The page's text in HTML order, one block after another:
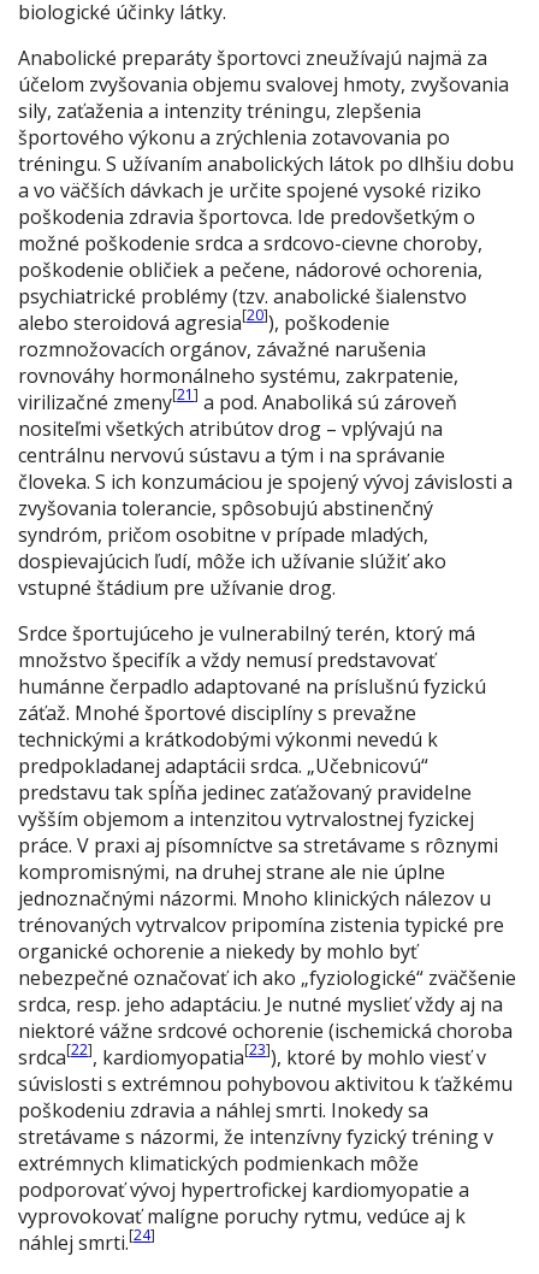
biologické účinky látky.
Anabolické preparáty športovci zneužívajú najmä za
účelom zvyšovania objemu svalovej hmoty, zvyšovania
sily, zaťaženia a intenzity tréningu, zlepšenia
športového výkonu a zrýchlenia zotavovania po
tréningu. S užívaním anabolických látok po dlhšiu dobu
a vo väčších dávkach je určite spojené vysoké riziko
poškodenia zdravia športovca. Ide predovšetkým o
možné poškodenie srdca a srdcovo-cievne choroby,
poškodenie obličiek a pečene, nádorové ochorenia,
psychiatrické problémy (tzv. anabolické šialenstvo
alebo steroidová agresia[20]), poškodenie
rozmnožovacích orgánov, závažné narušenia
rovnováhy hormonálneho systému, zakrpatenie,
virilizačné zmeny[21] a pod. Anaboliká sú zároveň
nositeľmi všetkých atribútov drog – vplývajú na
centrálnu nervovú sústavu a tým i na správanie
človeka. S ich konzumáciou je spojený vývoj závislosti a
zvyšovania tolerancie, spôsobujú abstinenčný
syndróm, pričom osobitne v prípade mladých,
dospievajúcich ľudí, môže ich užívanie slúžiť ako
vstupné štádium pre užívanie drog.
Srdce športujúceho je vulnerabilný terén, ktorý má
množstvo špecifík a vždy nemusí predstavovať
humánne čerpadlo adaptované na príslušnú fyzickú
záťaž. Mnohé športové disciplíny s prevažne
technickými a krátkodobými výkonmi nevedú k
predpokladanej adaptácii srdca. „Učebnicovú“
predstavu tak spĺňa jedinec zaťažovaný pravidelne
vyšším objemom a intenzitou vytrvalostnej fyzickej
práce. V praxi aj písomníctve sa stretávame s rôznymi
kompromisnými, na druhej strane ale nie úplne
jednoznačnými názormi. Mnoho klinických nálezov u
trénovaných vytrvalcov pripomína zistenia typické pre
organické ochorenie a niekedy by mohlo byť
nebezpečné označovať ich ako „fyziologické“ zväčšenie
srdca, resp. jeho adaptáciu. Je nutné myslieť vždy aj na
niektoré vážne srdcové ochorenie (ischemická choroba
srdca[22], kardiomyopatia[23]), ktoré by mohlo viesť v
súvislosti s extrémnou pohybovou aktivitou k ťažkému
poškodeniu zdravia a náhlej smrti. Inokedy sa
stretávame s názormi, že intenzívny fyzický tréning v
extrémnych klimatických podmienkach môže
podporovať vývoj hypertrofickej kardiomyopatie a
vyprovokovať malígne poruchy rytmu, vedúce aj k
náhlej smrti.[24]